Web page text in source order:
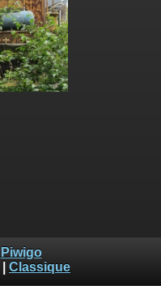
Piwigo
Classique